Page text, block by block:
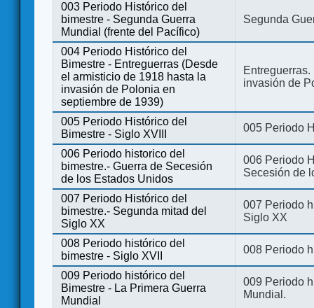
003 Periodo Histórico del
bimestre - Segunda Guerra
Mundial (frente del Pacífico)
Segunda
004 Periodo Histórico del
Bimestre - Entreguerras (Desde
el armisticio de 1918 hasta la
invasión de Polonia en
septiembre de 1939)
invasión de
005 Periodo Histórico del
Bimestre - Siglo XVIII
005 Periodo
006 Periodo historico del
bimestre.- Guerra de Secesión
de los Estados Unidos
006 Periodo
Secesión de
007 Periodo Histórico del
bimestre.- Segunda mitad del
Siglo XX
007 Periodo
Siglo XX
008 Periodo histórico del
bimestre - Siglo XVII
008 Periodo
009 Periodo histórico del
Bimestre - La Primera Guerra
Mundial
009 Periodo
Mundial.